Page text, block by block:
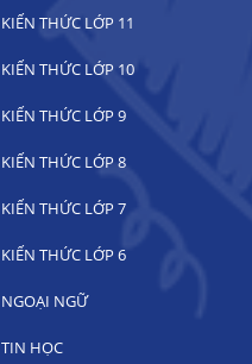
KIẾN THỨC LỚP 11
KIẾN THỨC LỚP 10
KIẾN THỨC LỚP 9
KIẾN THỨC LỚP 8
KIẾN THỨC LỚP 7
KIẾN THỨC LỚP 6
NGOẠI NGỮ
TIN HỌC